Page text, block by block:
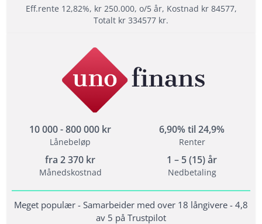
Etableringsgebyr: 495 -1500 kr
Termingebyr: 29 kr
Les mer om Sambla →
Eff.rente 12,82%, kr 250.000, o/5 år, Kostnad kr 84577,
Totalt kr 334577 kr.
Sammenlign over 20 långivere
Refinansiere med opptil 15 års nedbetalingstid
Helt gratis og uforpliktende søknad
Minimum alder: 18 år
Krav til inntekt: 10 000 måned
betalingsanmerkninger
10 000 - 800 000 kr
Lånebeløp
6,90% til 24,9%
Renter
fra 2 370 kr
Månedskostnad
1 – 5 (15) år
Nedbetaling
Meget populær - Samarbeider med over 18 långivere - 4,8
av 5 på Trustpilot